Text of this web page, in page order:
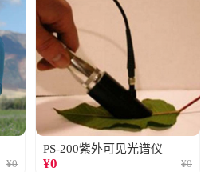
¥0
PS-200紫外可见光谱仪
¥0 ¥0